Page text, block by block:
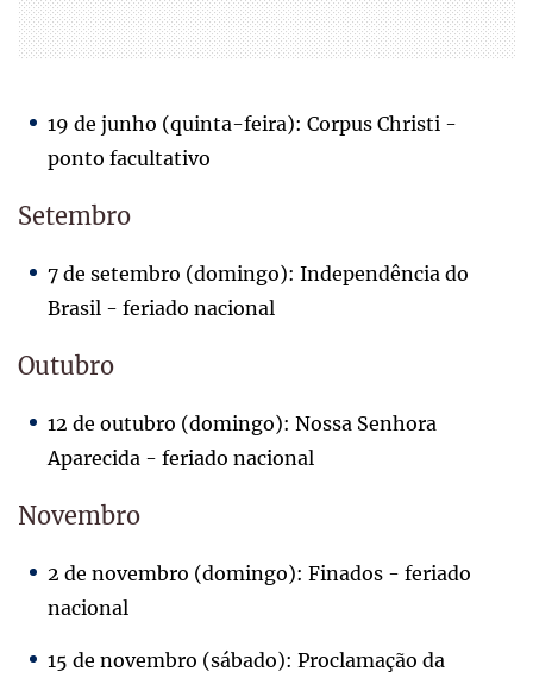
19 de junho (quinta-feira): Corpus Christi -
ponto facultativo
Setembro
7 de setembro (domingo): Independência do
Brasil - feriado nacional
Outubro
12 de outubro (domingo): Nossa Senhora
Aparecida - feriado nacional
Novembro
2 de novembro (domingo): Finados - feriado
nacional
15 de novembro (sábado): Proclamação da